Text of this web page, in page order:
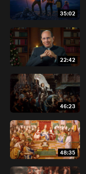
35:02
22:42
46:23
48:35